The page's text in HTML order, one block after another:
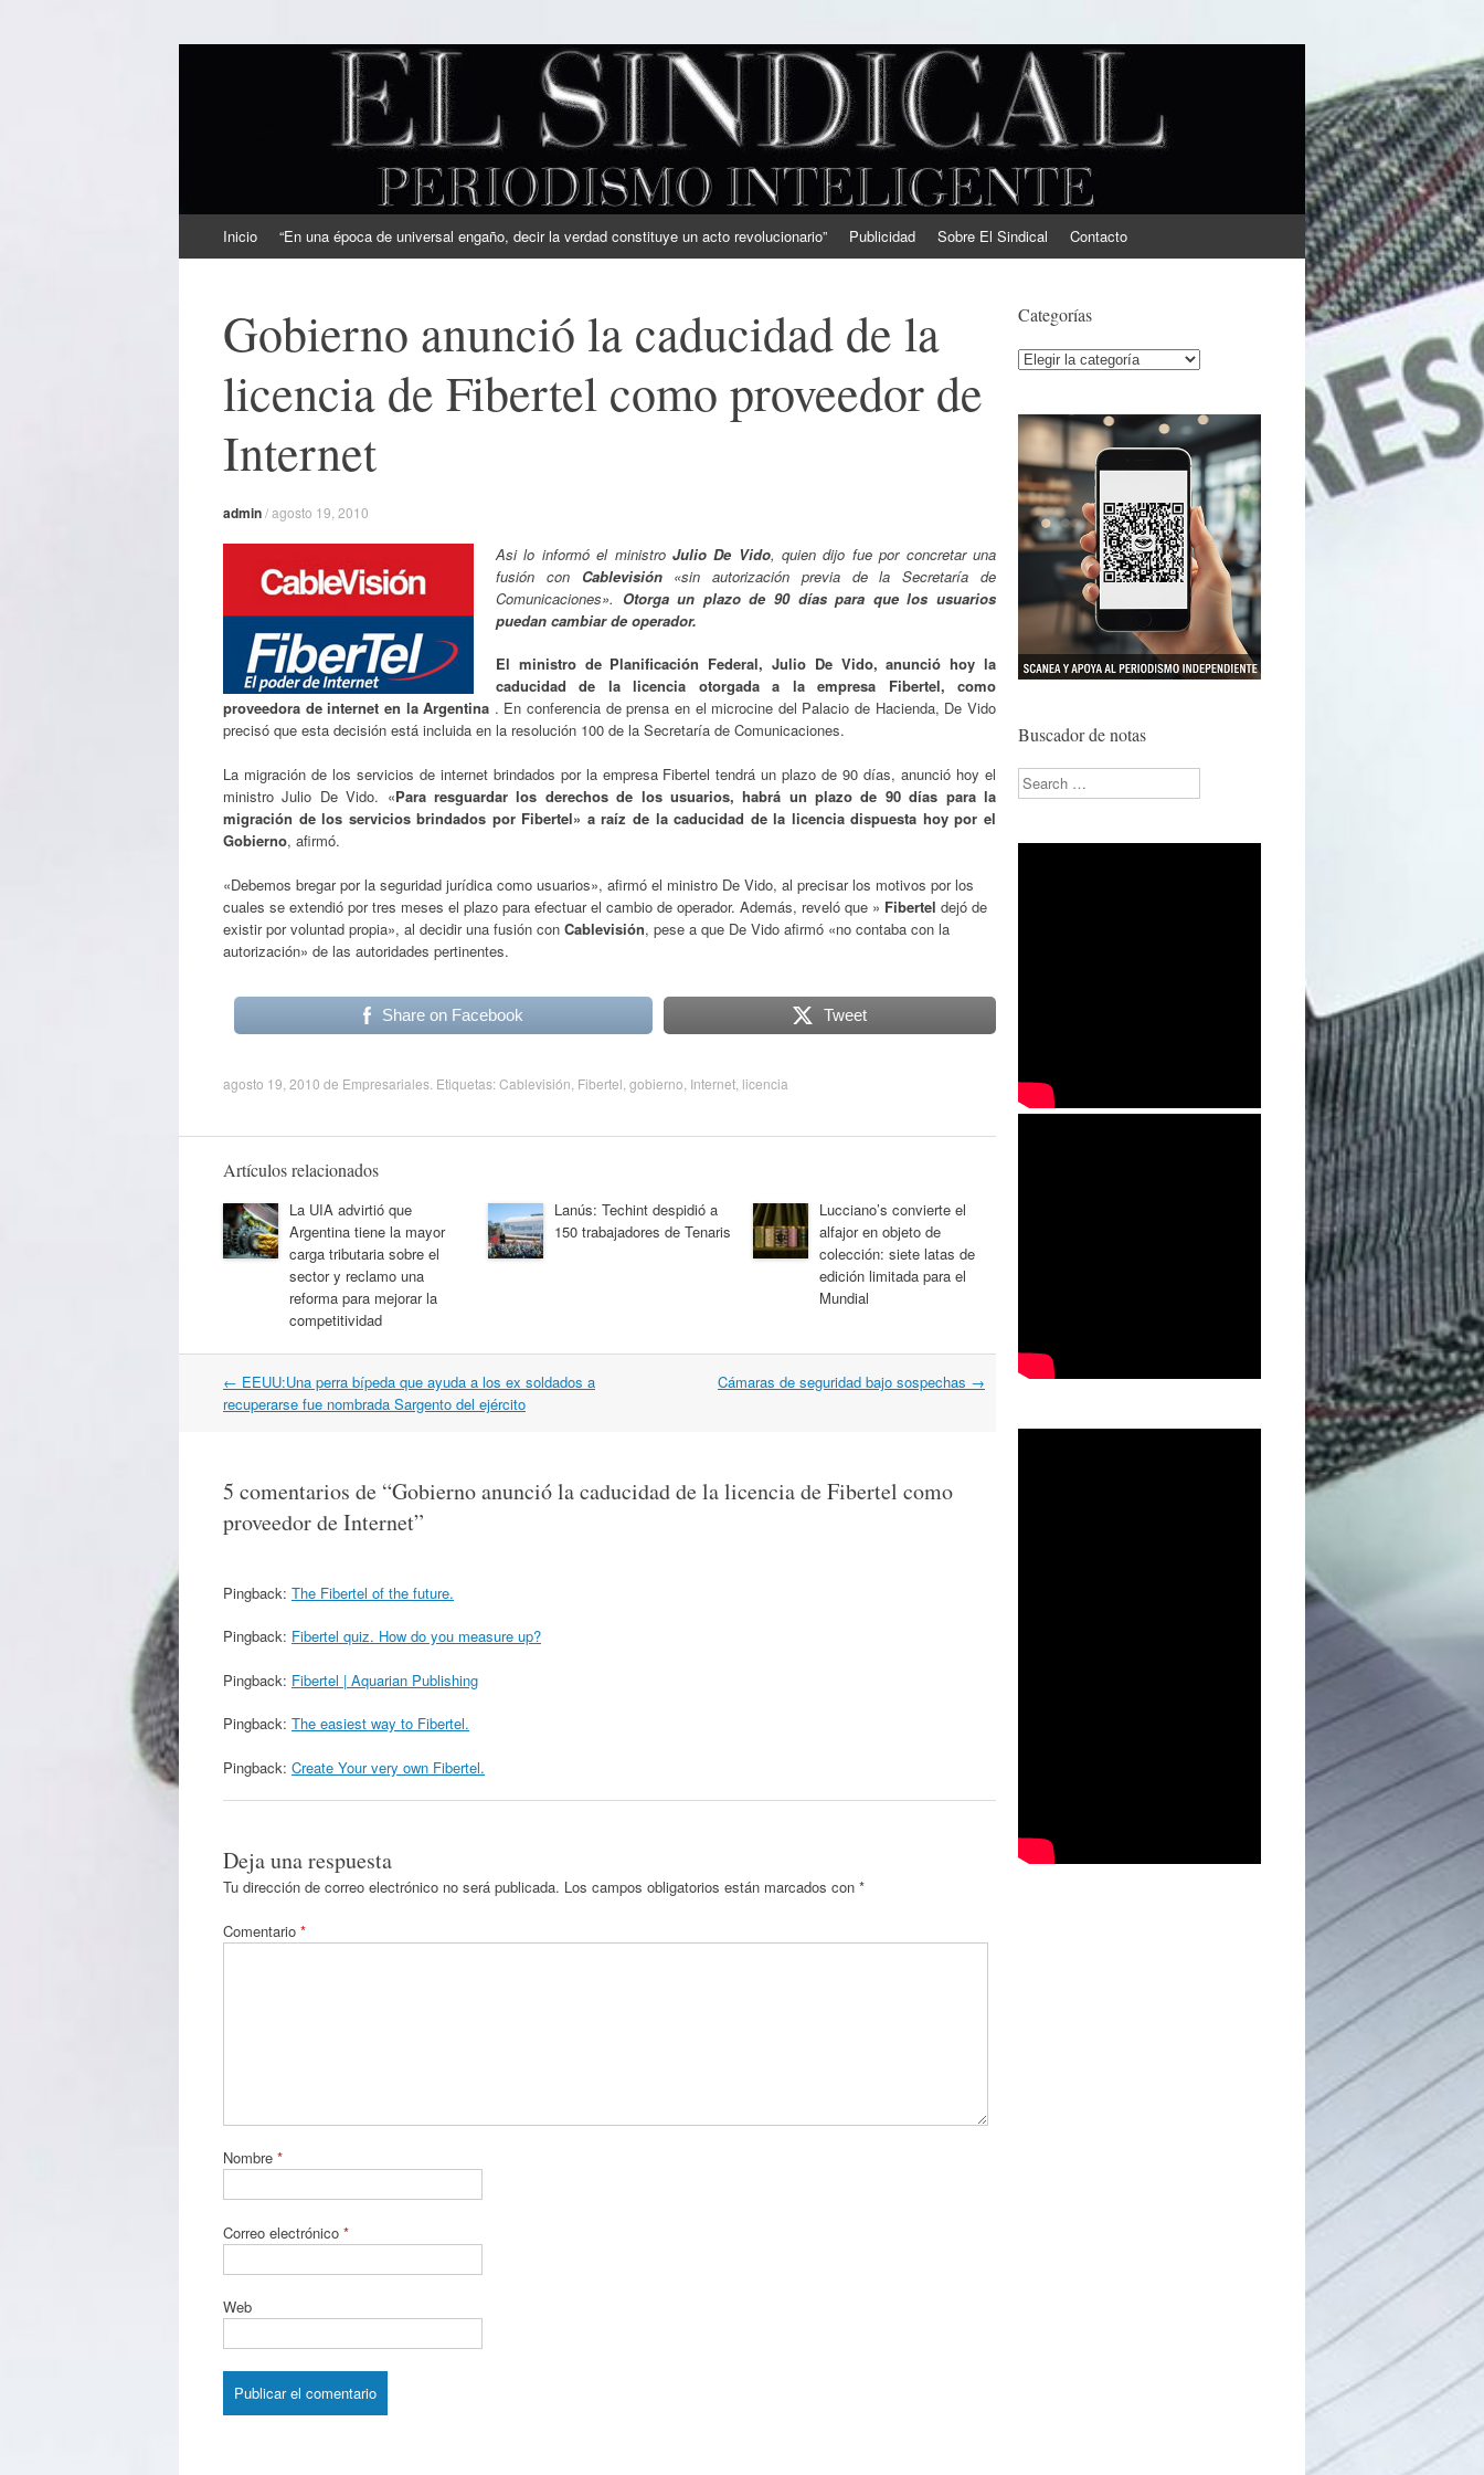
EL SINDICAL
Periodismo Inteligente
al
Inicio “En una época de universal engaño, decir la verdad constituye un acto revolucionario” Publicidad Sobre El Sindical Contacto
Gobierno anunció la caducidad de la
licencia de Fibertel como proveedor de
Internet
admin/agosto 19, 2010
Asi lo informó el ministro Julio De Vido, quien dijo fue por concretar una
fusión con Cablevisión «sin autorización previa de la Secretaría de
Comunicaciones». Otorga un plazo de 90 días para que los usuarios
puedan cambiar de operador.
El ministro de Planificación Federal, Julio De Vido, anunció hoy la
caducidad de la licencia otorgada a la empresa Fibertel, como
proveedora de internet en la Argentina . En conferencia de prensa en el microcine del Palacio de Hacienda, De Vido
precisó que esta decisión está incluida en la resolución 100 de la Secretaría de Comunicaciones.
La migración de los servicios de internet brindados por la empresa Fibertel tendrá un plazo de 90 días, anunció hoy el
ministro Julio De Vido. «Para resguardar los derechos de los usuarios, habrá un plazo de 90 días para la
migración de los servicios brindados por Fibertel» a raíz de la caducidad de la licencia dispuesta hoy por el
Gobierno, afirmó.
«Debemos bregar por la seguridad jurídica como usuarios», afirmó el ministro De Vido, al precisar los motivos por los
cuales se extendió por tres meses el plazo para efectuar el cambio de operador. Además, reveló que » Fibertel dejó de
existir por voluntad propia», al decidir una fusión con Cablevisión, pese a que De Vido afirmó «no contaba con la
autorización» de las autoridades pertinentes.
Share on Facebook Tweet
agosto 19, 2010 de Empresariales . Etiquetas:Cablevisión Fibertel gobierno Internet licencia
Artículos relacionados
La UIA advirtió que
Argentina tiene la mayor
carga tributaria sobre el
sector y reclamo una
reforma para mejorar la
competitividad
Lanús: Techint despidió a
150 trabajadores de Tenaris
Lucciano’s convierte el
alfajor en objeto de
colección: siete latas de
edición limitada para el
Mundial
Navegación
por
← EEUU:Una perra bípeda que ayuda a los ex soldados a
recuperarse fue nombrada Sargento del ejército
Cámaras de seguridad bajo sospechas →
5 comentarios de “Gobierno anunció la caducidad de la licencia de Fibertel como
proveedor de Internet”
Pingback: The Fibertel of the future.
Pingback: Fibertel quiz. How do you measure up?
Pingback: Fibertel | Aquarian Publishing
Pingback: The easiest way to Fibertel.
Pingback: Create Your very own Fibertel.
Deja una respuesta
Tu dirección de correo electrónico no será publicada. Los campos obligatorios están marcados con *
Comentario *
Nombre *
Correo electrónico *
Web
Categorías
Categorías
Buscador de notas
Search